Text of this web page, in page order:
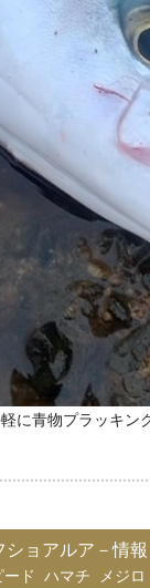
に青物プラッキン
ョアルア－情報
ド ハマチ メジロ